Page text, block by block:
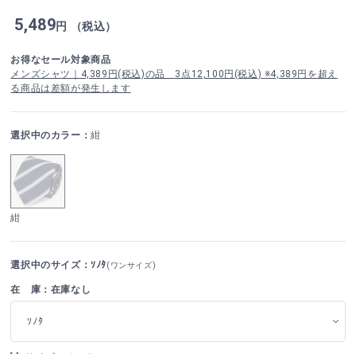
5,489円 （税込）
お得なセール対象商品
メンズシャツ｜4,389円(税込)の品 3点12,100円(税込) ※4,389円を超え
る商品は差額が発生します
選択中のカラー：紺
紺
選択中のサイズ：ｿﾉﾀ(ワンサイズ)
在 庫：在庫なし
ｿﾉﾀ